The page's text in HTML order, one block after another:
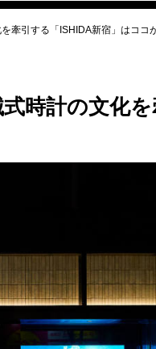
牽引する「ISHIDA新宿」はココ
時計の文化